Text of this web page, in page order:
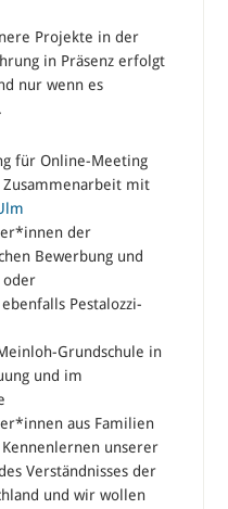
Projekte in der
in Präsenz erfolgt
nur wenn es
für Online-Meeting
Zusammenarbeit mit
der
Bewerbung und
oder
Pestalozzi-
Grundschule in
und im
aus Familien
unserer
Verständnisses der
und wir wollen